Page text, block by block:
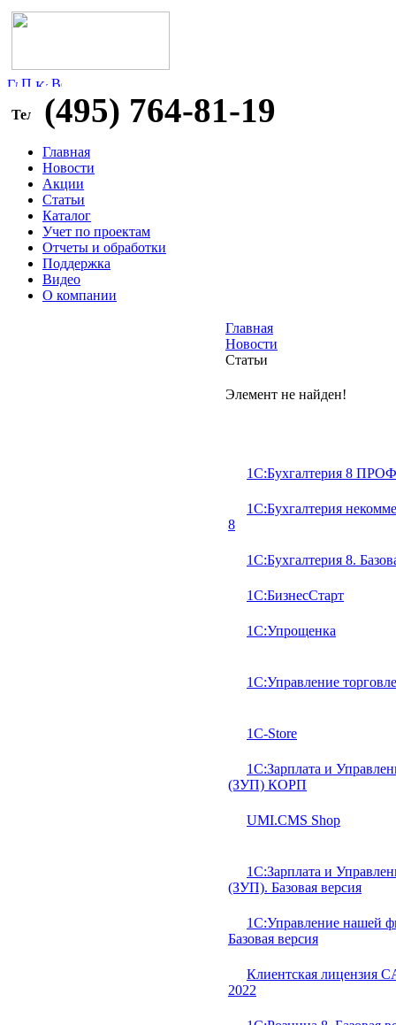
(495) 764-81-19
Главная
Новости
Акции
Статьи
Каталог
Учет по проектам
Отчеты и обработки
Поддержка
Видео
О компании
Главная
Новости
Статьи
Элемент не найден!
1C:Бухгалтерия 8 ПРОФ
1С:Бухгалтерия
8
1C:Бухгалтерия 8.
1С:БизнесСтарт
1С:Упрощенка
1С:Управление
1С-Store
1С:Зарплата и
(ЗУП) КОРП
UMI.CMS Shop
1С:Зарплата и
(ЗУП). Базовая версия
1С:Управление нашей
Базовая версия
Клиентская лицензия
2022